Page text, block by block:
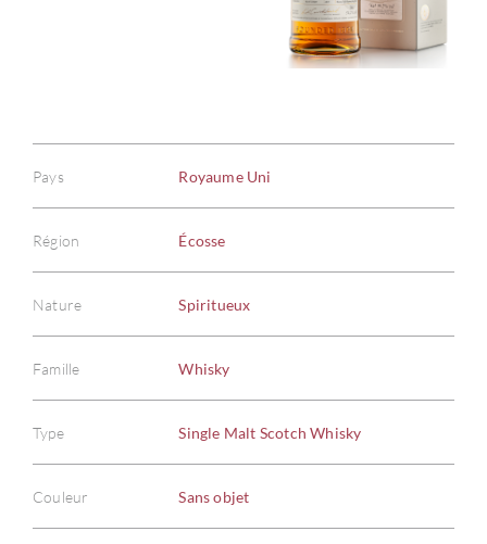
À
Pays Royaume Uni
Région Écosse
Nature Spiritueux
Famille Whisky
Type Single Malt Scotch Whisky
Couleur Sans objet